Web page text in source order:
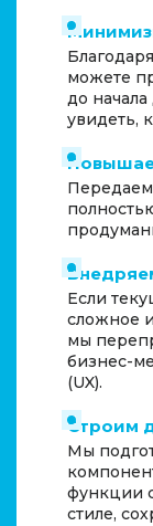
можете
до
увидеть,
Если
сложное
мы
бизнес-
(UX).
Строим
Мы
функции
стиле,